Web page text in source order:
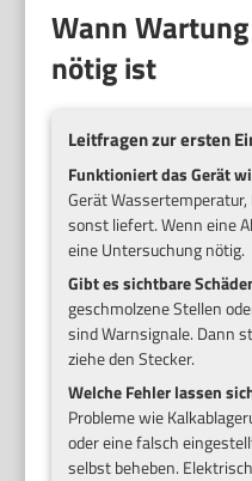
Wann
nötig ist
Leitfragen zur ersten
Funktioniert das Gerät
Gerät
sonst liefert. Wenn eine
eine Untersuchung nötig.
Gibt es sichtbare
geschmolzene Stellen
sind Warnsignale. Dann
ziehe den Stecker.
Welche Fehler lassen
Probleme wie
oder eine falsch
selbst beheben.